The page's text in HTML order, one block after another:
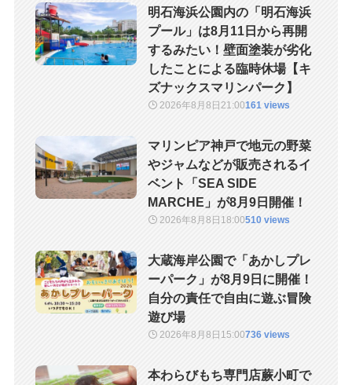
明石海浜公園内の「明石海浜
プール」は8月11日から再開
するみたい！壁面塗装が劣化
したことによる臨時休場【キ
ズナックスマリンパーク】
2026年8月8日21:00161 views
マリンピア神戸で地元の野菜
やジャムなどが販売されるイ
ベント「SEA SIDE
MARCHE」が8月9日開催！
2026年8月8日 18:00510 views
大蔵海岸公園で「あかしプレ
ーパーク」が8月9日に開催！
自分の責任で自由に遊ぶ冒険
遊び場
2026年8月8日 15:00736 views
本わらびもち専門店蕨小町で